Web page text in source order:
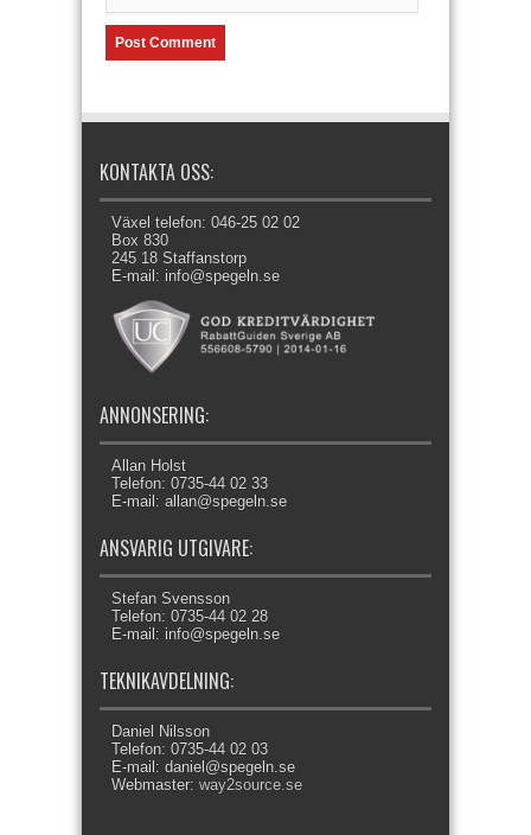
KONTAKTA OSS:
Växel telefon: 046-25 02 02
Box 830
245 18 Staffanstorp
E-mail: info@spegeln.se
ANNONSERING:
Allan Holst
Telefon: 0735-44 02 33
E-mail: allan@spegeln.se
ANSVARIG UTGIVARE:
Stefan Svensson
Telefon: 0735-44 02 28
E-mail: info@spegeln.se
TEKNIKAVDELNING:
Daniel Nilsson
Telefon: 0735-44 02 03
E-mail: daniel@spegeln.se
Webmaster: way2source.se